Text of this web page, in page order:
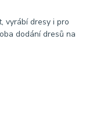
vyrábí dresy i pro
dodání dresů na